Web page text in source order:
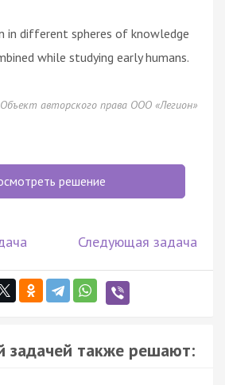
in different spheres of knowledge
while studying early humans.
Объект авторского права ООО «Легион»
решение
Следующая задача
задачей также решают: